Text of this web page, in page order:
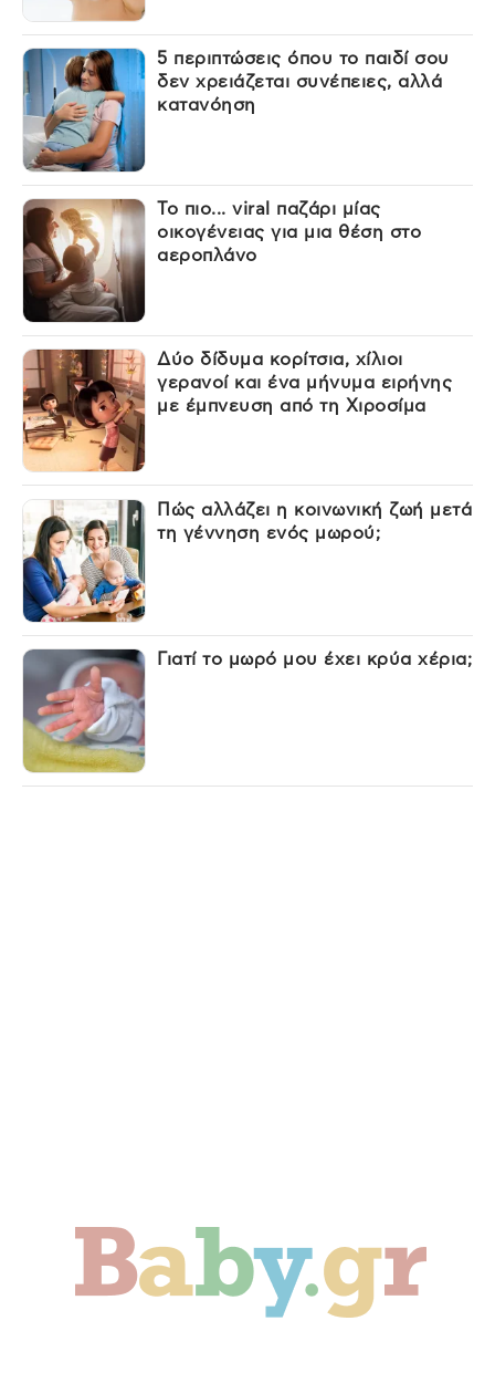
5 περιπτώσεις όπου το παιδί σου
δεν χρειάζεται συνέπειες, αλλά
κατανόηση
Το πιο... viral παζάρι μίας
οικογένειας για μια θέση στο
αεροπλάνο
Δύο δίδυμα κορίτσια, χίλιοι
γερανοί και ένα μήνυμα ειρήνης
με έμπνευση από τη Χιροσίμα
Πώς αλλάζει η κοινωνική ζωή μετά
τη γέννηση ενός μωρού;
Γιατί το μωρό μου έχει κρύα χέρια;